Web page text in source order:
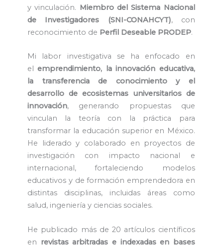
y vinculación. Miembro del Sistema Nacional
de Investigadores (SNI-CONAHCYT), con
reconocimiento de Perfil Deseable PRODEP.
Mi labor investigativa se ha enfocado en
elemprendimiento, la innovación educativa,
la transferencia de conocimiento y el
desarrollo de ecosistemas universitarios de
innovación, generando propuestas que
vinculan la teoría con la práctica para
transformar la educación superior en México.
He liderado y colaborado en proyectos de
investigación con impacto nacional e
internacional, fortaleciendo modelos
educativos y de formación emprendedora en
distintas disciplinas, incluidas áreas como
salud, ingeniería y ciencias sociales.
He publicado más de 20 artículos científicos
en revistas arbitradas e indexadas en bases